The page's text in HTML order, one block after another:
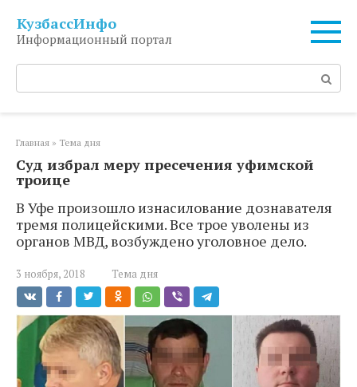
контенту
КузбассИнфо
Информационный портал
Поиск:
Главная » Тема дня
Суд избрал меру пресечения уфимской
троице
В Уфе произошло изнасилование дознавателя
тремя полицейскими. Все трое уволены из
органов МВД, возбуждено уголовное дело.
3 ноября, 2018 Тема дня